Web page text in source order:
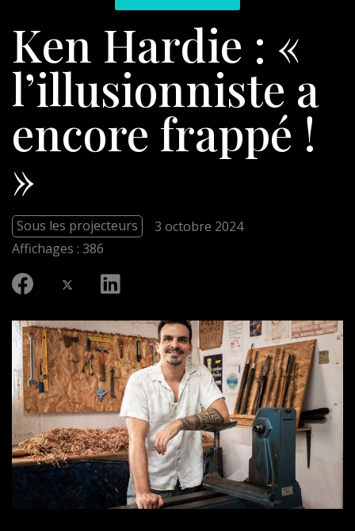
Ken Hardie : «
l’illusionniste a
encore frappé !
»
Sous les projecteurs
3 octobre 2024
Affichages : 386